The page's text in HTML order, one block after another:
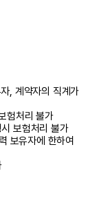
, 계약자의 직계가
험처리 불가
보험처리 불가
보유자에 한하여